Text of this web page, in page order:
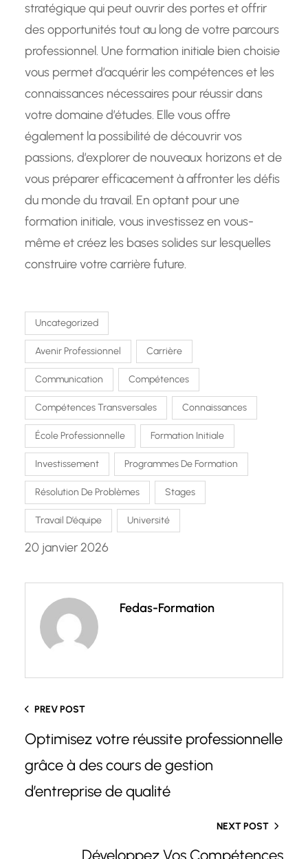
stratégique qui peut ouvrir des portes et offrir
des opportunités tout au long de votre parcours
professionnel. Une formation initiale bien choisie
vous permet d’acquérir les compétences et les
connaissances nécessaires pour réussir dans
votre domaine d’études. Elle vous offre
également la possibilité de découvrir vos
passions, d’explorer de nouveaux horizons et de
vous préparer efficacement à affronter les défis
du monde du travail. En optant pour une
formation initiale, vous investissez en vous-
même et créez les bases solides sur lesquelles
construire votre carrière future.
Uncategorized
Avenir Professionnel Carrière
Communication Compétences
Compétences Transversales Connaissances
École Professionnelle Formation Initiale
Investissement Programmes De Formation
Résolution De Problèmes Stages
Travail D’équipe Université
20 janvier 2026
Fedas-Formation
PREV POST
Optimisez votre réussite professionnelle
grâce à des cours de gestion
d’entreprise de qualité
NEXT POST